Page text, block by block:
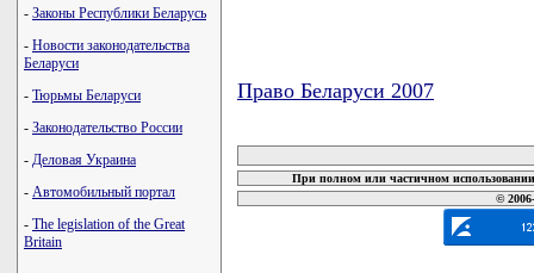
- Законы Республики Беларусь
- Новости законодательства
Беларуси
- Тюрьмы Беларуси
- Законодательство России
- Деловая Украина
- Автомобильный портал
- The legislation of the Great
Britain
Право Беларуси 2007
При полном или частичном
©